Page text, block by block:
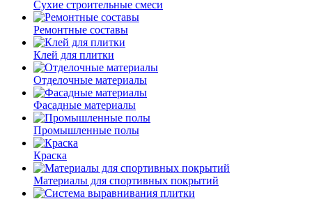
Сухие строительные смеси
Ремонтные составы
Клей для плитки
Отделочные материалы
Фасадные материалы
Промышленные полы
Краска
Материалы для спортивных покрытий